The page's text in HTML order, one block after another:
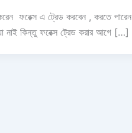
ফরেক্স এ ট্রেড করবেন , করতে পারেন
নাই কিন্তু ফরেক্স ট্রেড করার আগে […]